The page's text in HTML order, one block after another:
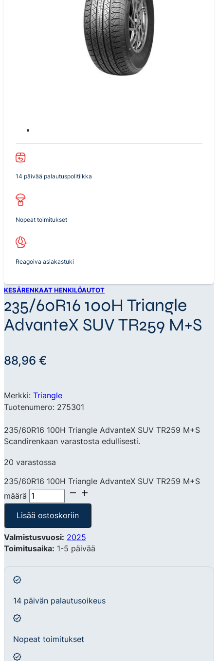
14 päivää palautuspolitiikka
Nopeat toimitukset
Reagoiva asiakastuki
KESÄRENKAAT HENKILÖAUTOT
235/60R16 100H Triangle
AdvanteX SUV TR259 M+S
88,96 €
Merkki: Triangle
Tuotenumero: 275301
235/60R16 100H Triangle AdvanteX SUV TR259 M+S
Scandirenkaan varastosta edullisesti.
20 varastossa
235/60R16 100H Triangle AdvanteX SUV TR259 M+S
määrä
Lisää ostoskoriin
Valmistusvuosi: 2025
Toimitusaika: 1-5 päivää
14 päivän palautusoikeus
Nopeat toimitukset